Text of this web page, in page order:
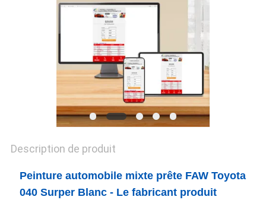
POLITIQUE
CONFIDENTIALITÉ
Description de produit
Peinture automobile mixte prête FAW Toyota
040 Surper Blanc - Le fabricant produit